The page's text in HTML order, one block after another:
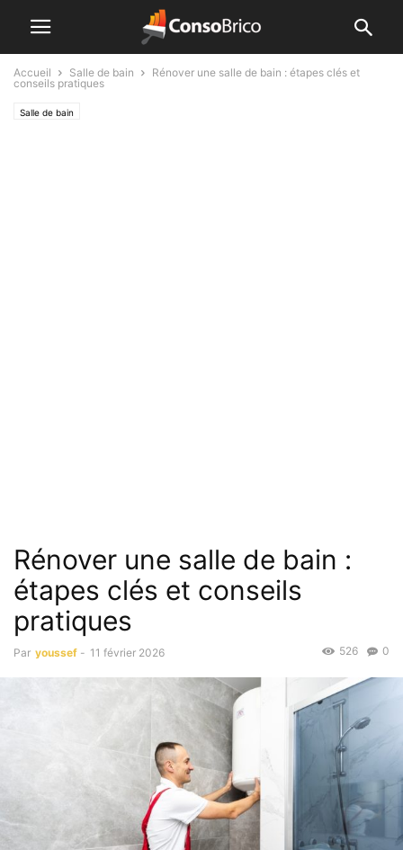
Accueil Salle de bain
Rénover une salle de bain : étapes clés et
conseils pratiques
Salle de bain
Rénover une salle de bain :
étapes clés et conseils
pratiques
Par youssef - 11 février 2026 0
526